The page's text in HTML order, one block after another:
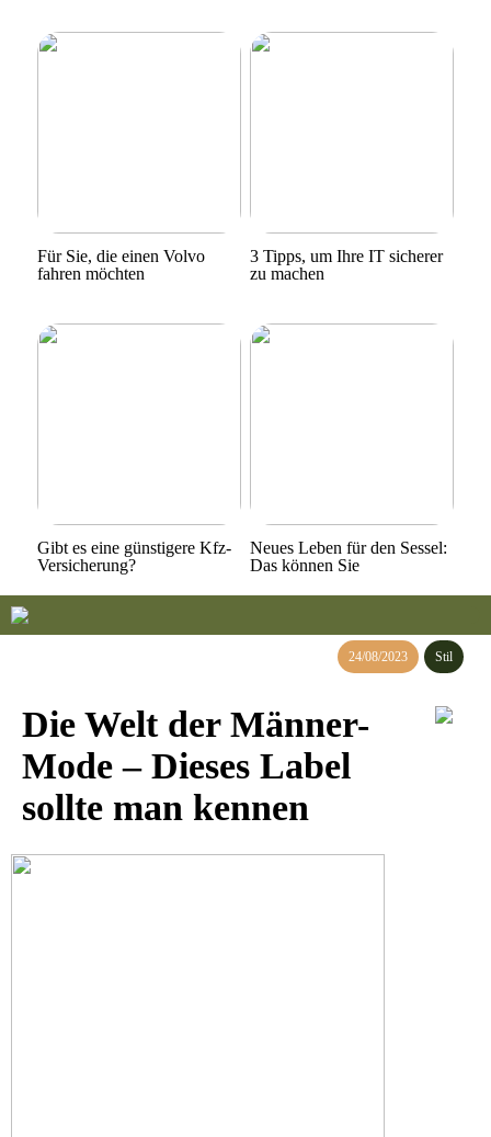
Für Sie, die einen Volvo
fahren möchten
3 Tipps, um Ihre IT sicherer
zu machen
Gibt es eine günstigere Kfz-
Versicherung?
Neues Leben für den Sessel:
Das können Sie
24/08/2023 Stil
Die Welt der Männer-
Mode – Dieses Label
sollte man kennen